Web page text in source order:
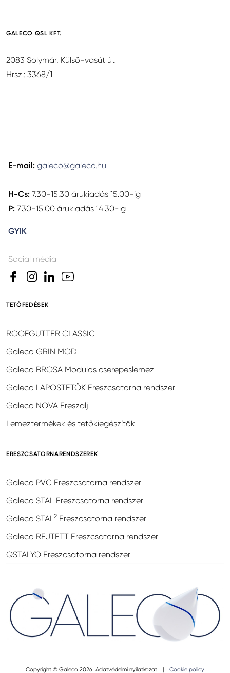
GALECO QSL KFT.
2083 Solymár, Külső-vasút út
Hrsz.: 3368/1
E-mail: galeco@galeco.hu
H-Cs: 7.30-15.30 árukiadás 15.00-ig
P: 7.30-15.00 árukiadás 14.30-ig
GYIK
Social média
TETŐFEDÉSEK
ROOFGUTTER CLASSIC
Galeco GRIN MOD
Galeco BROSA Modulos cserepeslemez
Galeco LAPOSTETŐK Ereszcsatorna rendszer
Galeco NOVA Ereszalj
Lemeztermékek és tetőkiegészítők
ERESZCSATORNARENDSZEREK
Galeco PVC Ereszcsatorna rendszer
Galeco STAL Ereszcsatorna rendszer
Galeco STAL 2 Ereszcsatorna rendszer
Galeco REJTETT Ereszcsatorna rendszer
QSTALYO Ereszcsatorna rendszer
Copyright © Galeco 2026. Adatvédelmi nyilatkozat Cookie policy